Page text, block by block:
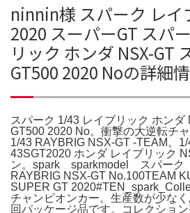
ninnin様 スパーク レイ
2020 スーパーGT スパ
リック ホンダ NSX-GT
GT500 2020 Noの詳細
スパーク 1/43 レイブリック ホン
GT500 2020 No。衝撃の大逆転チ
1/43 RAYBRIG NSX-GT -TEAM。1/
43SGT2020 ホンダ レイブリック
ン。spark sparkmodel スパーク
RAYBRIG NSX-GT No.100TEAM
SUPER GT
チャンピオンカー。生産数が少な
回パッケージ品です。コレクショ